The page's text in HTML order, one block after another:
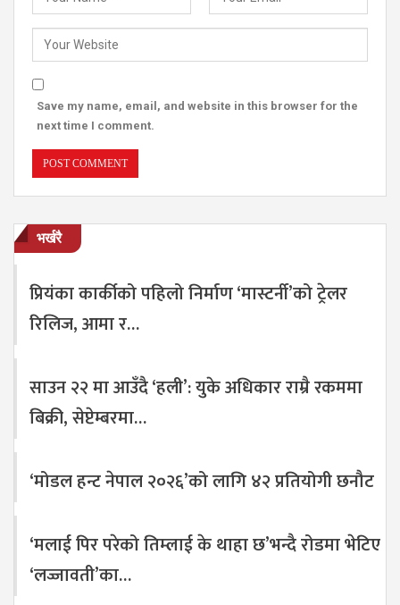
Save my name, email, and website in this browser for the
next time I comment.
भर्खरै
प्रियंका कार्कीको पहिलो निर्माण ‘मास्टर्नी’को ट्रेलर
रिलिज, आमा र…
साउन २२ मा आउँदै ‘हली’: युके अधिकार राम्रै रकममा
बिक्री, सेप्टेम्बरमा…
‘मोडल हन्ट नेपाल २०२६’को लागि ४२ प्रतियोगी छनौट
‘मलाई पिर परेको तिम्लाई के थाहा छ’भन्दै रोडमा भेटिए
‘लज्जावती’का…